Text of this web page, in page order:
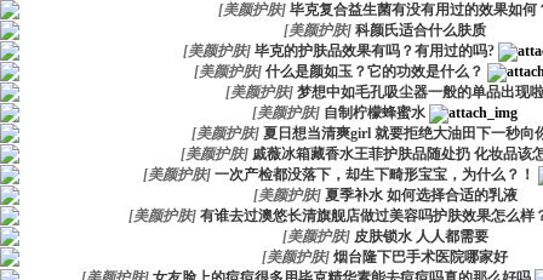
[美颜护肤] 毕克复合益生菌有没有用过的效果如何
[美颜护肤] 科颜氏适合什么肤质
[美颜护肤] 毕克的护肤品效果有吗？有用过的吗?
[美颜护肤] 什么是颜如玉？它的功效是什么？
[美颜护肤] 梦想中如毛孔吸尘器一般的单品出现啦
[美颜护肤] 自制柠檬蜂蜜水
[美颜护肤] 夏日想当清爽girl 就要拒绝大油田下一秒向
[美颜护肤] 戚薇冰箱藏香水王菲护肤品随处扔 化妆品该
[美颜护肤] 一次产检都没落下，却生下畸形宝宝，为什么？！
[美颜护肤] 夏季补水 如何选择合适的乳液
[美颜护肤] 有谁去过澳悠长清旗舰店做过美容吗护肤效果怎么样
[美颜护肤] 皮肤锁水 人人都需要
[美颜护肤] 烟台隆下巴手术医院哪家好